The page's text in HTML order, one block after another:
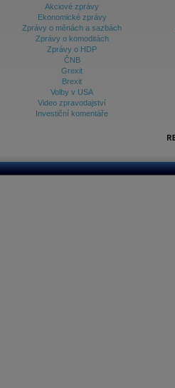
Akciové zprávy
Ekonomické zprávy
Zprávy o měnách a sazbách
Zprávy o komoditách
Zprávy o HDP
ČNB
Grexit
Brexit
Volby v USA
Video zpravodajství
Investiční komentáře